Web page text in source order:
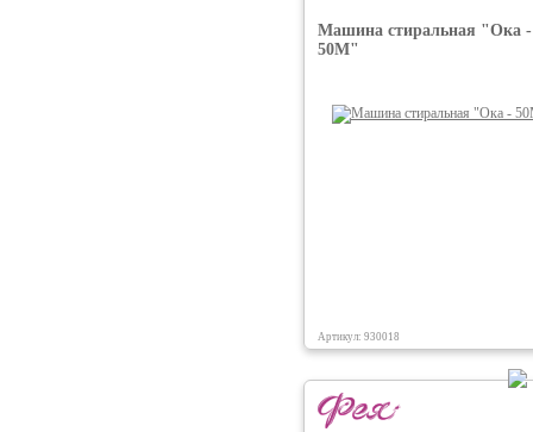
Машина стиральная "Ока -
50М"
Артикул: 930018